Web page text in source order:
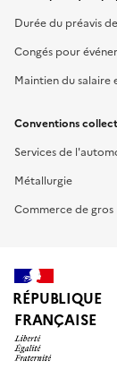
Durée du préavis
Congés pour
Maintien du salaire
Conventions
Services de
Métallurgie
Commerce de gros
RÉPUBLIQUE
FRANÇAISE